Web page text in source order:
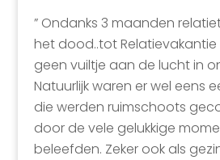
” Ondanks 3 maanden
het dood..tot Relatievakantie
geen vuiltje aan de lucht in
Natuurlijk waren er wel eens
die werden ruimschoots
door de vele gelukkige
beleefden. Zeker ook als